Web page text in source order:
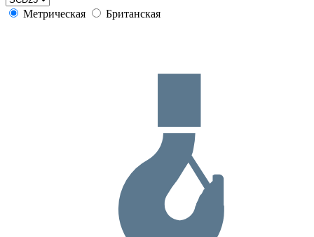
Метрическая Британская